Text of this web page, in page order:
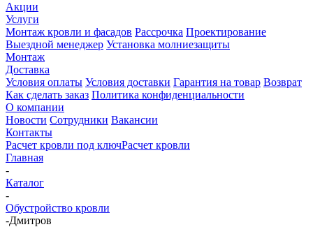
Акции
Услуги
Монтаж кровли и фасадов Рассрочка Проектирование
Выездной менеджер Установка молниезащиты
Монтаж
Доставка
Условия оплаты Условия доставки Гарантия на товар Возврат
Как сделать заказ Политика конфиденциальности
О компании
Новости Сотрудники Вакансии
Контакты
Расчет кровли под ключРасчет кровли
Главная
-
Каталог
-
Обустройство кровли
-Дмитров